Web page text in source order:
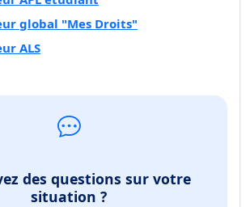
global "Mes Droits"
ALS
des questions sur votre
situation ?